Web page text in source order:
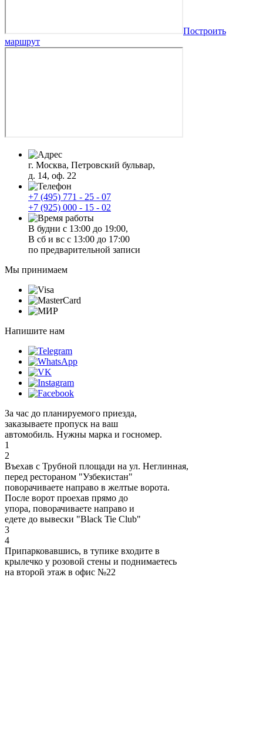
Построить
маршрут
г. Москва, Петровский бульвар,
д. 14, оф. 22
+7 (495) 771 - 25 - 07
+7 (925) 000 - 15 - 02
В будни с 13:00 до 19:00,
В сб и вс с 13:00 до 17:00
по предварительной записи
Мы принимаем
Напишите нам
За час до планируемого приезда,
заказываете пропуск на ваш
автомобиль. Нужны марка и госномер.
1
2
Въехав с Трубной площади на ул. Неглинная,
перед рестораном "Узбекистан"
поворачиваете направо в желтые ворота.
После ворот проехав прямо до
упора, поворачиваете направо и
едете до вывески "Black Tie Club"
3
4
Припарковавшись, в тупике входите в
крылечко у розовой стены и поднимаетесь
на второй этаж в офис №22